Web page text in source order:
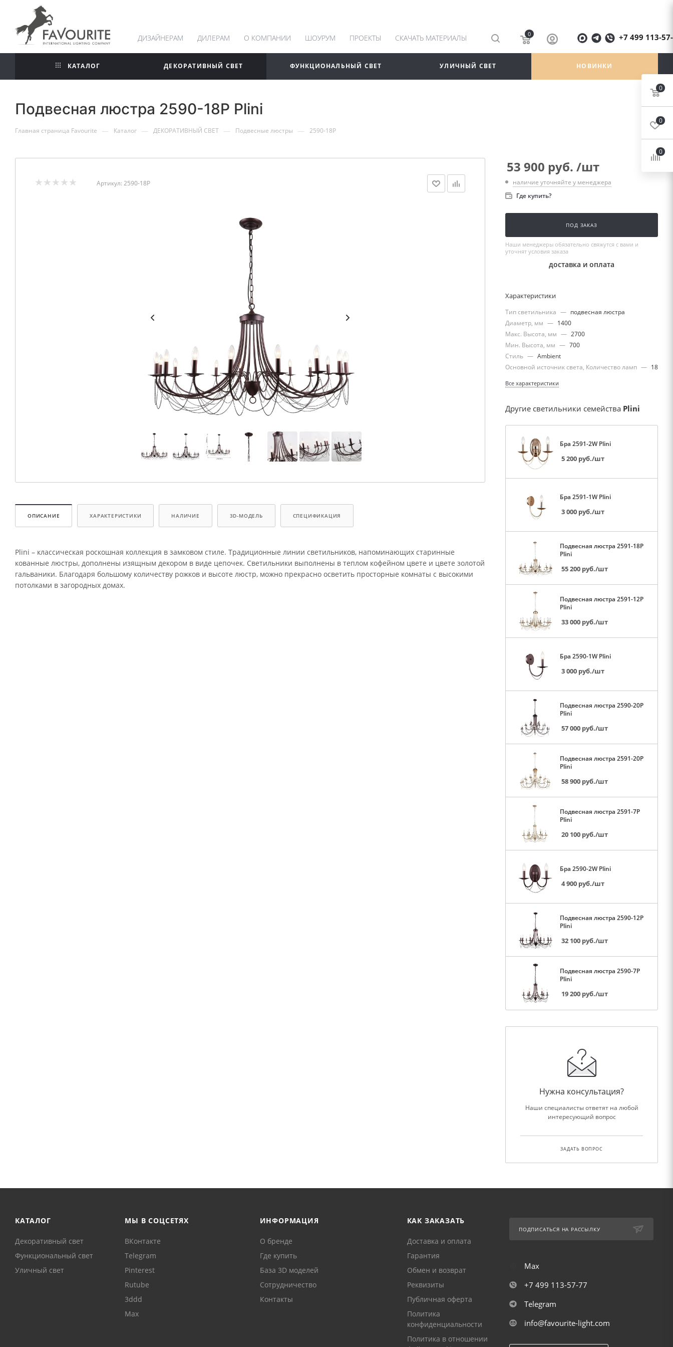
ДИЗАЙНЕРАМ ДИЛЕРАМ О КОМПАНИИ ШОУРУМ ПРОЕКТЫ СКАЧАТЬ МАТЕРИАЛЫ 0 +7 499 113-
КАТАЛОГ ДЕКОРАТИВНЫЙ СВЕТ ФУНКЦИОНАЛЬНЫЙ СВЕТ УЛИЧНЫЙ СВЕТ НОВИНКИ
Подвесная люстра 2590-18P Plini
Главная страница Favourite — Каталог — ДЕКОРАТИВНЫЙ СВЕТ — Подвесные люстры — 2590-18P
Артикул: 2590-18P
ОПИСАНИЕ ХАРАКТЕРИСТИКИ НАЛИЧИЕ 3D-МОДЕЛЬ СПЕЦИФИКАЦИЯ
Plini – классическая роскошная коллекция в замковом стиле. Традиционные линии светильников, напоминающих старинные
кованные люстры, дополнены изящным декором в виде цепочек. Светильники выполнены в теплом кофейном цвете и цвете золотой
гальваники. Благодаря большому количеству рожков и высоте люстр, можно прекрасно осветить просторные комнаты с высокими
потолками в загородных домах.
53 900 руб. /шт
наличие уточняйте у менеджера
Где купить?
ПОД ЗАКАЗ
Наши менеджеры обязательно свяжутся с вами и
уточнят условия заказа
доставка и оплата
Характеристики
Тип светильника — подвесная люстра
Диаметр, мм — 1400
Макс. Высота, мм — 2700
Мин. Высота, мм — 700
Стиль — Ambient
Основной источник света, Количество ламп — 18
Все характеристики
Другие светильники семейства Plini
Бра 2591-2W Plini
5 200 руб./шт
Бра 2591-1W Plini
3 000 руб./шт
Подвесная люстра 2591-18P
Plini
55 200 руб./шт
Подвесная люстра 2591-12P
Plini
33 000 руб./шт
Бра 2590-1W Plini
3 000 руб./шт
Подвесная люстра 2590-20P
Plini
57 000 руб./шт
Подвесная люстра 2591-20P
Plini
58 900 руб./шт
Подвесная люстра 2591-7P
Plini
20 100 руб./шт
Бра 2590-2W Plini
4 900 руб./шт
Подвесная люстра 2590-12P
Plini
32 100 руб./шт
Подвесная люстра 2590-7P
Plini
19 200 руб./шт
Нужна консультация?
Наши специалисты ответят на любой
интересующий вопрос
ЗАДАТЬ ВОПРОС
КАТАЛОГ
Декоративный свет
Функциональный свет
Уличный свет
МЫ В СОЦСЕТЯХ
ВКонтакте
Telegram
Pinterest
Rutube
3ddd
Max
ИНФОРМАЦИЯ
О бренде
Где купить
База 3D моделей
Сотрудничество
Контакты
КАК ЗАКАЗАТЬ
Доставка и оплата
Гарантия
Обмен и возврат
Реквизиты
Публичная оферта
Политика
конфиденциальности
Политика в отношении
ПОДПИСАТЬСЯ НА РАССЫЛКУ
Max
+7 499 113-57-77
Telegram
info@favourite-light.com
0
0
0